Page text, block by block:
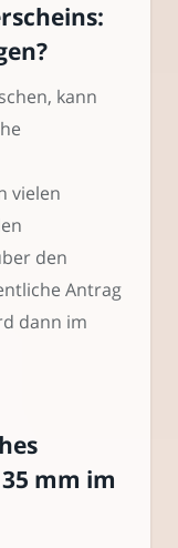
kann
vielen
den
Antrag
dann im
mm im